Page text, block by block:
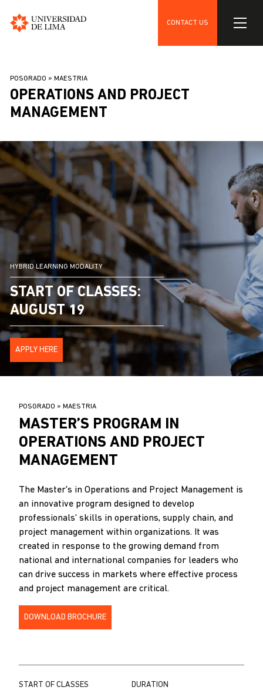
main
content
CONTACT US
BREADCRUMB
POSGRADO MAESTRIA
OPERATIONS AND PROJECT
MANAGEMENT
HYBRID LEARNING MODALITY
START OF CLASSES:
AUGUST 19
APPLY HERE
.BREADCRUMB
POSGRADO MAESTRIA
MASTER’S PROGRAM IN
OPERATIONS AND PROJECT
MANAGEMENT
The Master's in Operations and Project Management is
an innovative program designed to develop
professionals' skills in operations, supply chain, and
project management within organizations. It was
created in response to the growing demand from
national and international companies for leaders who
can drive success in markets where effective process
and project management are critical.
DOWNLOAD BROCHURE
START OF CLASSES DURATION